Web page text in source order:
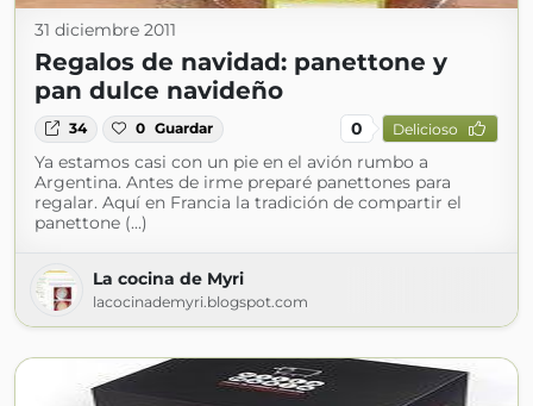
31 diciembre 2011
Regalos de navidad: panettone y
pan dulce navideño
34 0 Guardar 0 Delicioso
Ya estamos casi con un pie en el avión rumbo a
Argentina. Antes de irme preparé panettones para
regalar. Aquí en Francia la tradición de compartir el
panettone (...)
La cocina de Myri
lacocinademyri.blogspot.com